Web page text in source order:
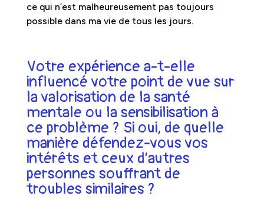
ce qui n’est malheureusement pas toujours
possible dans ma vie de tous les jours.
Votre expérience a-t-elle
influencé votre point de vue sur
la valorisation de la santé
mentale ou la sensibilisation à
ce problème ? Si oui, de quelle
manière défendez-vous vos
intérêts et ceux d’autres
personnes souffrant de
troubles similaires ?